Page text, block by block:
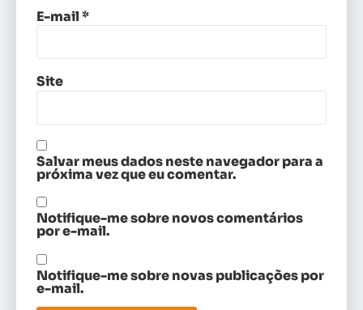
E-mail*
Site
Salvar meus dados neste navegador para a
próxima vez que eu comentar.
Notifique-me sobre novos comentários
por e-mail.
Notifique-me sobre novas publicações por
e-mail.